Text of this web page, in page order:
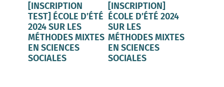
[INSCRIPTION
TEST] ÉCOLE D’ÉTÉ
2024 SUR LES
MÉTHODES MIXTES
EN SCIENCES
SOCIALES
[INSCRIPTION]
ÉCOLE D’ÉTÉ 2024
SUR LES
MÉTHODES MIXTES
EN SCIENCES
SOCIALES